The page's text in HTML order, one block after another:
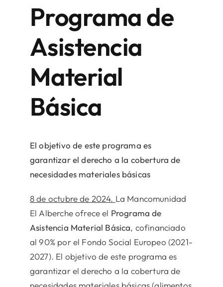
Programa de
Asistencia
Material
Básica
El objetivo de este programa es
garantizar el derecho a la cobertura de
necesidades materiales básicas
8 de octubre de 2024. La Mancomunidad
El Alberche ofrece el Programa de
Asistencia Material Básica, cofinanciado
al 90% por el Fondo Social Europeo (2021-
2027). El objetivo de este programa es
garantizar el derecho a la cobertura de